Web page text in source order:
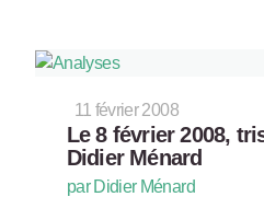
11 février 2008
Le 8 février 2008,
Didier Ménard
par Didier Ménard